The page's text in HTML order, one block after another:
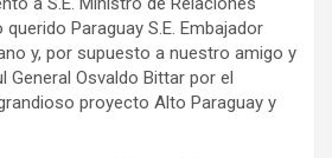
Paraguay S.E. Embajador
y, por supuesto a nuestro amigo y
General Osvaldo Bittar por el
proyecto Alto Paraguay y